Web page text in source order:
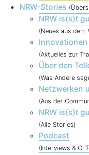
NRW-Stories
NRW is(s)t
(Neues aus dem
(Aktuelles zur
Über den
(Was Andere
Netzwerken
(Aus der
NRW is(s)t
(Alle Stories)
Podcast
(Interviews & O-